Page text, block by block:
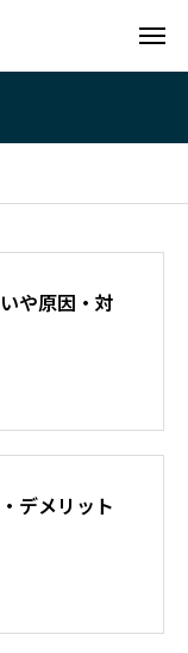
や原因・対
デメリット